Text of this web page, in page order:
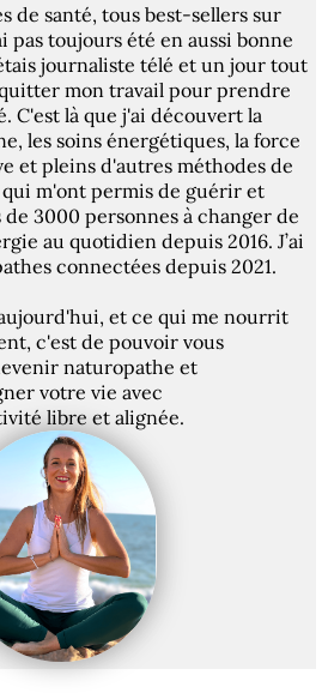
de santé, tous best-sellers sur
pas toujours été en aussi bonne
journaliste télé et un jour tout
mon travail pour prendre
C'est là que j'ai découvert la
les soins énergétiques, la force
et pleins d'autres méthodes de
m'ont permis de guérir et
3000 personnes à changer de
au quotidien depuis 2016. J’ai
connectées depuis 2021.
et ce qui me nourrit
c'est de pouvoir vous
naturopathe et
votre vie avec
libre et alignée.